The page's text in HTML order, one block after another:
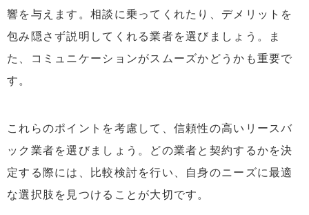
響を与えます。相談に乗ってくれたり、デメリットを
包み隠さず説明してくれる業者を選びましょう。ま
た、コミュニケーションがスムーズかどうかも重要で
す。
これらのポイントを考慮して、信頼性の高いリースバ
ック業者を選びましょう。どの業者と契約するかを決
定する際には、比較検討を行い、自身のニーズに最適
な選択肢を見つけることが大切です。